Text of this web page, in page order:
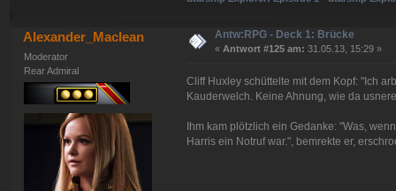
Alexander_Maclean
Moderator
Rear Admiral
Antw:RPG - Deck 1: Brücke
« Antwort #125 am: 31.05.13, 15:29 »
Cliff Huxley schüttelte mit dem Kopf: "Ich
Kauderwelch. Keine Ahnung, wie da
Ihm kam plötzlich ein Gedanke: "Was,
Harris ein Notruf war.", bemrekte er,